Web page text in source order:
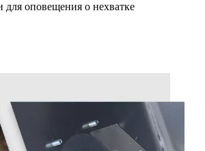
для оповещения о нехватке